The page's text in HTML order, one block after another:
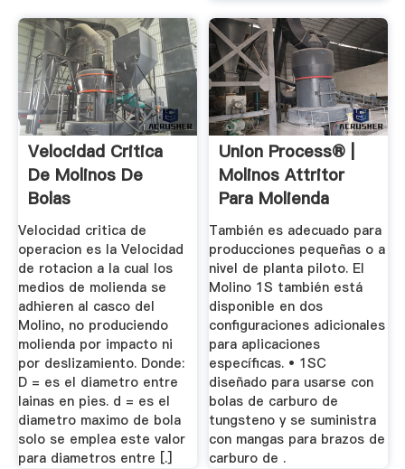
Velocidad Critica
De Molinos De
Bolas
Velocidad critica de
operacion es la Velocidad
de rotacion a la cual los
medios de molienda se
adhieren al casco del
Molino, no produciendo
molienda por impacto ni
por deslizamiento. Donde:
D = es el diametro entre
lainas en pies. d = es el
diametro maximo de bola
solo se emplea este valor
para diametros entre [.]
Union Process® |
Molinos Attritor
Para Molienda
Húmeda ...
También es adecuado para
producciones pequeñas o a
nivel de planta piloto. El
Molino 1S también está
disponible en dos
configuraciones adicionales
para aplicaciones
específicas. • 1SC
diseñado para usarse con
bolas de carburo de
tungsteno y se suministra
con mangas para brazos de
carburo de .